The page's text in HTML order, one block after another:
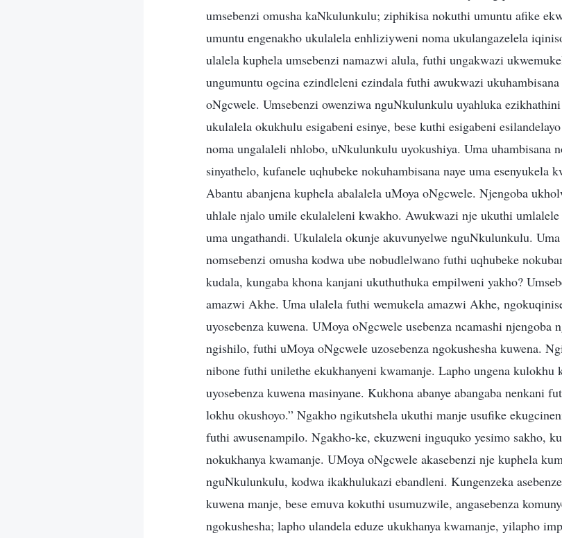
umsebenzi omusha kaNkulunkulu; ziphikisa nokuthi umuntu afike
umuntu engenakho ukulalela enhliziyweni noma ukulangazelela
ulalela kuphela umsebenzi namazwi alula, futhi ungakwazi
ungumuntu ogcina ezindleleni ezindala futhi awukwazi
oNgcwele. Umsebenzi owenziwa nguNkulunkulu uyahluka
ukulalela okukhulu esigabeni esinye, bese kuthi esigabeni
noma ungalaleli nhlobo, uNkulunkulu uyokushiya. Uma uhambisana
sinyathelo, kufanele uqhubeke nokuhambisana naye uma esenyukela
Abantu abanjena kuphela abalalela uMoya oNgcwele. Njengoba
uhlale njalo umile ekulaleleni kwakho. Awukwazi nje ukuthi
uma ungathandi. Ukulalela okunje akuvunyelwe nguNkulunkulu.
nomsebenzi omusha kodwa ube nobudlelwano futhi uqhubeke
kudala, kungaba khona kanjani ukuthuthuka empilweni yakho?
amazwi Akhe. Uma ulalela futhi wemukela amazwi Akhe,
uyosebenza kuwena. UMoya oNgcwele usebenza ncamashi njengoba
ngishilo, futhi uMoya oNgcwele uzosebenza ngokushesha kuwena.
nibone futhi unilethe ekukhanyeni kwamanje. Lapho ungena kulokhu
uyosebenza kuwena masinyane. Kukhona abanye abangaba nenkani
lokhu okushoyo.” Ngakho ngikutshela ukuthi manje usufike
futhi awusenampilo. Ngakho-ke, ekuzweni inguquko yesimo sakho,
nokukhanya kwamanje. UMoya oNgcwele akasebenzi nje kuphela
nguNkulunkulu, kodwa ikakhulukazi ebandleni. Kungenzeka
kuwena manje, bese emuva kokuthi usumuzwile, angasebenza
ngokushesha; lapho ulandela eduze ukukhanya kwamanje, yilapho